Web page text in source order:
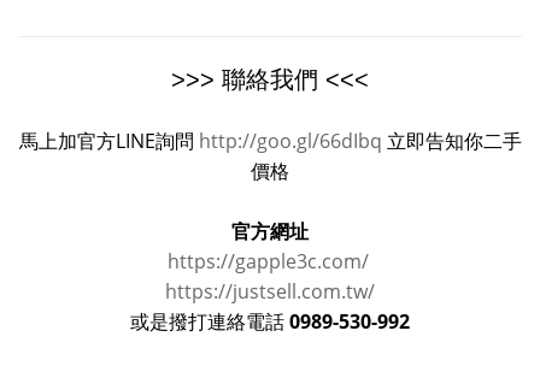
>>> 聯絡我們 <<<
馬上加官方LINE詢問 http://goo.gl/66dIbq 立即告知你二手
價格
官方網址
https://gapple3c.com/
https://justsell.com.tw/
或是撥打連絡電話 0989-530-992